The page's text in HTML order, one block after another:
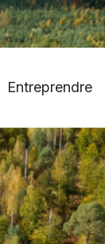
Entreprendre